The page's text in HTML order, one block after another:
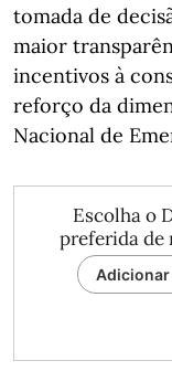
tomada de
maior
incentivos à
reforço da
Nacional de
Escolha o
preferida de
Adicionar